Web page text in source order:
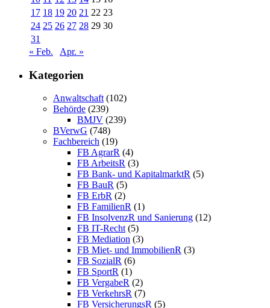
17 18 19 20 21 22 23
24 25 26 27 28 29 30
31
« Feb.
Apr. »
Kategorien
Anwaltschaft (102)
Behörde (239)
BMJV (239)
BVerwG (748)
Fachbereich (19)
FB AgrarR (4)
FB ArbeitsR (3)
FB Bank- und KapitalmarktR (5)
FB BauR (5)
FB ErbR (2)
FB FamilienR (1)
FB InsolvenzR und Sanierung (12)
FB IT-Recht (5)
FB Mediation (3)
FB Miet- und ImmobilienR (3)
FB SozialR (6)
FB SportR (1)
FB VergabeR (2)
FB VerkehrsR (7)
FB VersicherungsR (5)